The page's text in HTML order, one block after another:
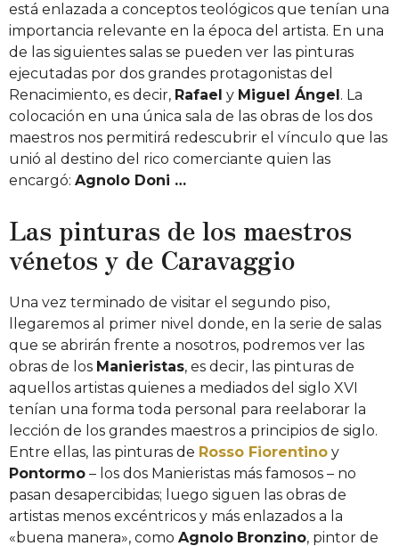
está enlazada a conceptos teológicos que tenían una
importancia relevante en la época del artista. En una
de las siguientes salas se pueden ver las pinturas
ejecutadas por dos grandes protagonistas del
Renacimiento, es decir, Rafael y Miguel Ángel . La
colocación en una única sala de las obras de los dos
maestros nos permitirá redescubrir el vínculo que las
unió al destino del rico comerciante quien las
encargó: Agnolo Doni …
Las pinturas de los maestros
vénetos y de Caravaggio
Una vez terminado de visitar el segundo piso,
llegaremos al primer nivel donde, en la serie de salas
que se abrirán frente a nosotros, podremos ver las
obras de los Manieristas, es decir, las pinturas de
aquellos artistas quienes a mediados del siglo XVI
tenían una forma toda personal para reelaborar la
lección de los grandes maestros a principios de siglo.
Entre ellas, las pinturas de Rosso Fiorentino y
Pontormo – los dos Manieristas más famosos – no
pasan desapercibidas; luego siguen las obras de
artistas menos excéntricos y más enlazados a la
«buena manera», como Agnolo Bronzino, pintor de